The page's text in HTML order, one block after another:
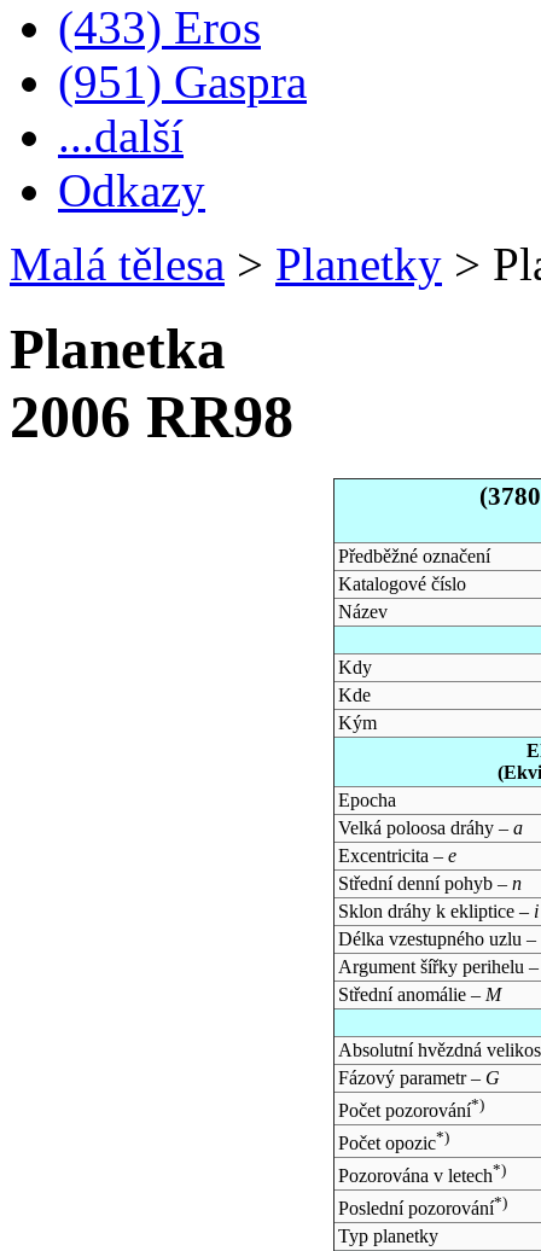
(433) Eros
(951) Gaspra
...další
Odkazy
Malá tělesa > Planetky >
Planetka
2006 RR98
Předběžné označení
Katalogové číslo
Název
Kdy
Kde
Kým
Epocha
Velká poloosa dráhy – a
Excentricita – e
Střední denní pohyb – n
Sklon dráhy k ekliptice – i
Délka vzestupného uzlu –
Argument šířky perihelu
Střední anomálie – M
Absolutní hvězdná
Fázový parametr – G
Počet pozorování*)
Počet opozic*)
Pozorována v letech*)
Poslední pozorování*)
Typ planetky